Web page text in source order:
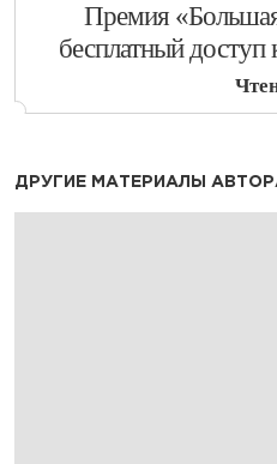
​Премия
бесплатный доступ
ДРУГИЕ МАТЕРИАЛЫ